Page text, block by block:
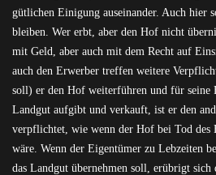
gütlichen Einigung auseinander. Auch hier
bleiben. Wer erbt, aber den Hof nicht
mit Geld, aber auch mit dem Recht auf
auch den Erwerber treffen weitere
soll) er den Hof weiterführen und für seine
Landgut aufgibt und verkauft, ist er den
verpflichtet, wie wenn der Hof bei Tod des
wäre. Wenn der Eigentümer zu Lebzeiten
das Landgut übernehmen soll, erübrigt sich